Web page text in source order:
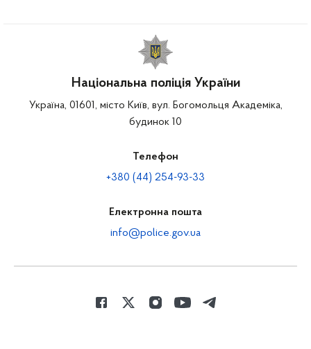
Національна поліція України
Україна, 01601, місто Київ, вул. Богомольця Академіка,
будинок 10
Телефон
+380 (44) 254-93-33
Електронна пошта
info@police.gov.ua